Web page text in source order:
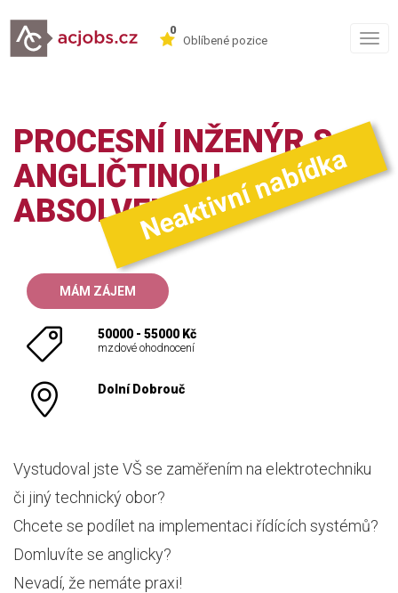
0
Oblíbené pozice
PROCESNÍ INŽENÝR S
ANGLIČTINOU –
ABSOLVENTNeaktivní nabídka
MÁM ZÁJEM
50000 - 55000 Kč
mzdové ohodnocení
Dolní Dobrouč
Vystudoval jste VŠ se zaměřením na elektrotechniku
či jiný technický obor?
Chcete se podílet na implementaci řídících systémů?
Domluvíte se anglicky?
Nevadí, že nemáte praxi!